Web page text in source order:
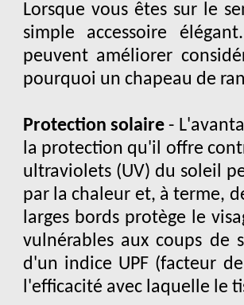
Lorsque vous êtes sur le
simple accessoire
peuvent améliorer
pourquoi un chapeau de
Protection solaire-
la protection qu'il offre
ultraviolets (UV) du soleil
par la chaleur et, à terme,
larges bords protège le
vulnérables aux coups de
d'un indice UPF (facteur
l'efficacité avec laquelle le